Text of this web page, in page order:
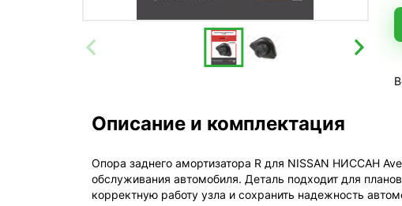
Описание и комплектация
Опора заднего амортизатора R для NISSAN НИССАН
обслуживания автомобиля. Деталь подходит для
корректную работу узла и сохранить надежность